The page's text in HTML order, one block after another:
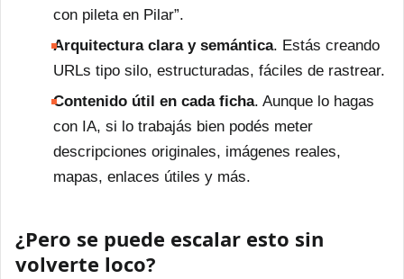
con pileta en Pilar”.
Arquitectura clara y semántica. Estás creando
URLs tipo silo, estructuradas, fáciles de rastrear.
Contenido útil en cada ficha. Aunque lo hagas
con IA, si lo trabajás bien podés meter
descripciones originales, imágenes reales,
mapas, enlaces útiles y más.
¿Pero se puede escalar esto sin
volverte loco?